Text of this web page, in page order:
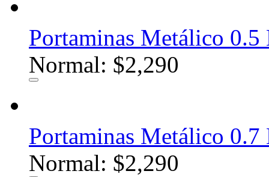
Portaminas Metálico
Normal: $2,290
Portaminas Metálico
Normal: $2,290